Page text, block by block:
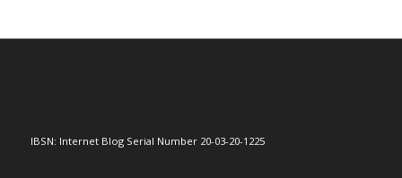
IBSN: Internet Blog Serial Number 20-03-20-1225